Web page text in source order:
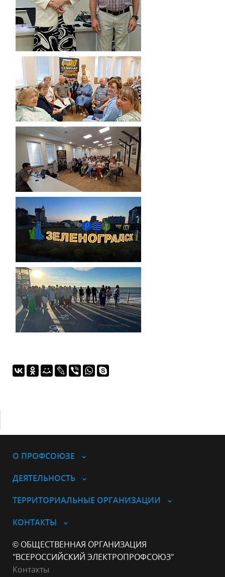
О ПРОФСОЮЗЕ
ДЕЯТЕЛЬНОСТЬ
ТЕРРИТОРИАЛЬНЫЕ ОРГАНИЗАЦИИ
КОНТАКТЫ
© ОБЩЕСТВЕННАЯ ОРГАНИЗАЦИЯ
"ВСЕРОССИЙСКИЙ ЭЛЕКТРОПРОФСОЮЗ"
Контакты